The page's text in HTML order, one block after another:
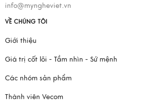
info@myngheviet.vn
VỀ CHÚNG TÔI
Giới thiệu
Giá trị cốt lõi - Tầm nhìn - Sứ mệnh
Các nhóm sản phẩm
Thành viên Vecom